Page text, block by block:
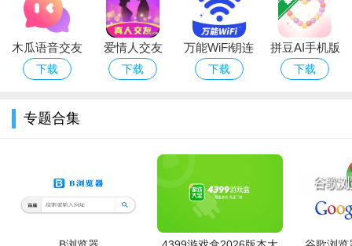
堂氛围。
木瓜语音交友
app下载官方
下载
爱情人交友
app官方下载
下载
万能WiFi钥连
连app官方下
下载
拼豆AI手机版
下载
下载
专题合集